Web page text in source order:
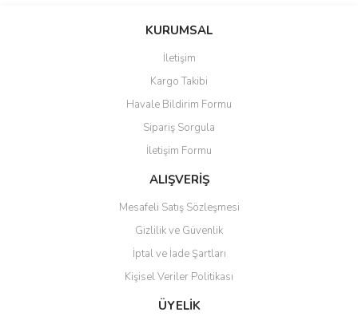
KURUMSAL
İletişim
Kargo Takibi
Havale Bildirim Formu
Sipariş Sorgula
İletişim Formu
ALIŞVERİŞ
Mesafeli Satış Sözleşmesi
Gizlilik ve Güvenlik
İptal ve İade Şartları
Kişisel Veriler Politikası
ÜYELİK